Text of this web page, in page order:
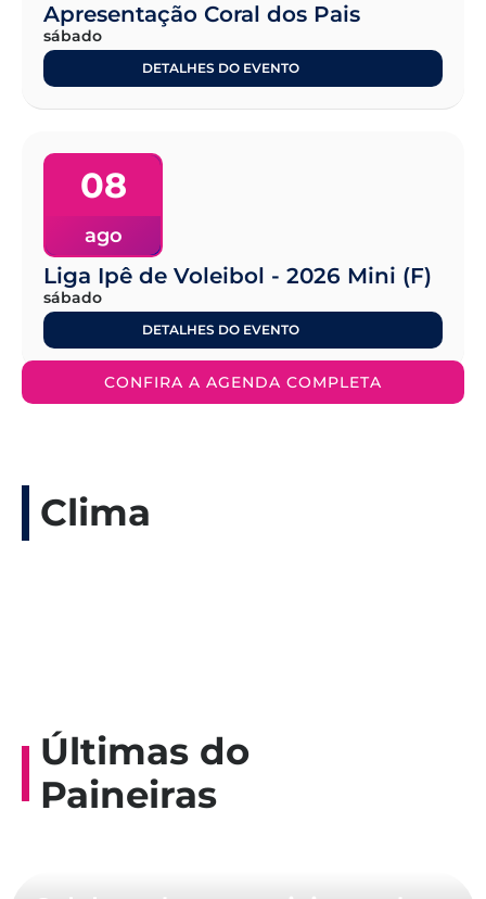
Apresentação Coral dos Pais
sábado
DETALHES DO EVENTO
08
ago
Liga Ipê de Voleibol - 2026 Mini (F)
sábado
DETALHES DO EVENTO
CONFIRA A AGENDA COMPLETA
Clima
Últimas do
Paineiras